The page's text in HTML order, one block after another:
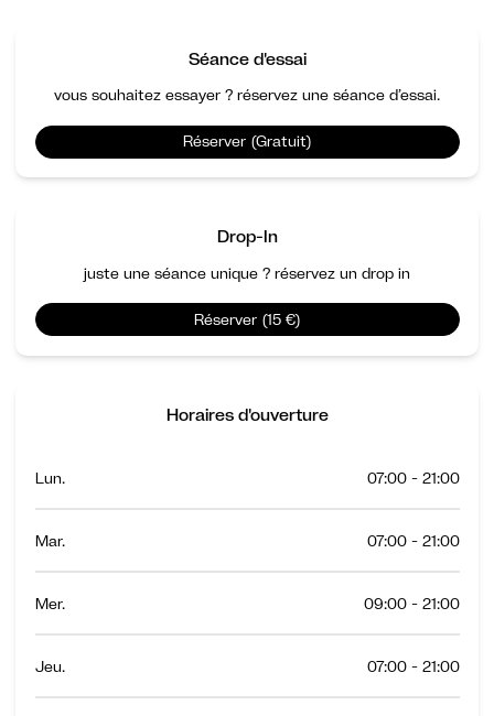
Séance d'essai
vous souhaitez essayer ? réservez une séance d’essai.
Réserver (Gratuit)
Drop-In
juste une séance unique ? réservez un drop in
Réserver (15 €)
Horaires d'ouverture
Lun. 07:00 - 21:00
Mar. 07:00 - 21:00
Mer. 09:00 - 21:00
Jeu. 07:00 - 21:00